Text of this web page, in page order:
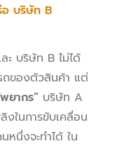
บริษัท B
บริษัท B ไม่ได้
ถของตัวสินค้า แต่
ยากร” บริษัท A
งในการขับเคลื่อน
นึ่งจะทำได้ ใน